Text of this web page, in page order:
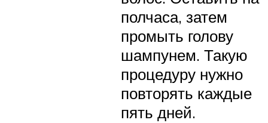
полчаса, затем
промыть голову
шампунем. Такую
процедуру нужно
повторять каждые
пять дней.